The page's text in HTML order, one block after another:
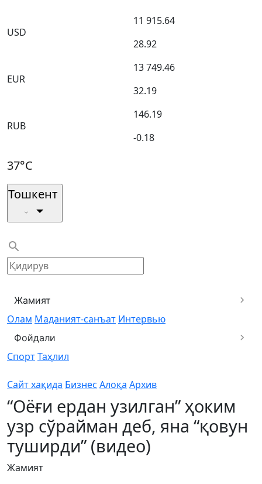
USD
11 915.64
28.92
EUR
13 749.46
32.19
RUB
146.19
-0.18
37°C
Тошкент
Жамият
Олам Маданият-санъат Интервью
Фойдали
СпортТаҳлил
Сайт хақида Бизнес Алоқа Архив
“Оёғи ердан узилган” ҳоким
узр сўрайман деб, яна “қовун
туширди” (видео)
Жамият